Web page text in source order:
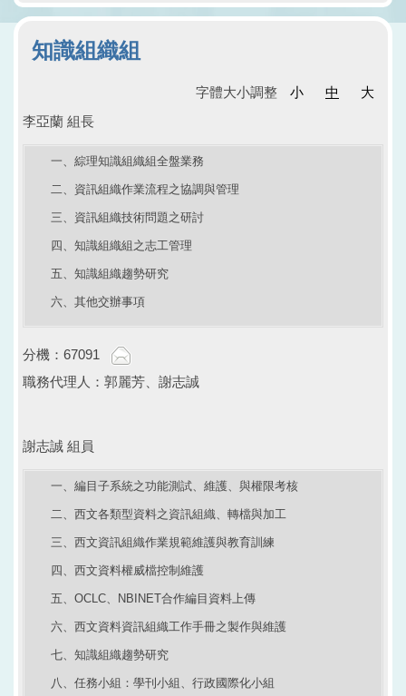
知識組織組
字體大小調整 小 中
大
李亞蘭 組長
一、綜理知識組織組全盤業務
二、資訊組織作業流程之協調與管理
三、資訊組織技術問題之研討
四、知識組織組之志工管理
五、知識組織趨勢研究
六、其他交辦事項
分機：67091
職務代理人：郭麗芳、謝志誠
謝志誠 組員
一、編目子系統之功能測試、維護、與權限考核
二、西文各類型資料之資訊組織、轉檔與加工
三、西文資訊組織作業規範維護與教育訓練
四、西文資料權威檔控制維護
五、OCLC、NBINET合作編目資料上傳
六、西文資料資訊組織工作手冊之製作與維護
七、知識組織趨勢研究
八、任務小組：學刊小組、行政國際化小組